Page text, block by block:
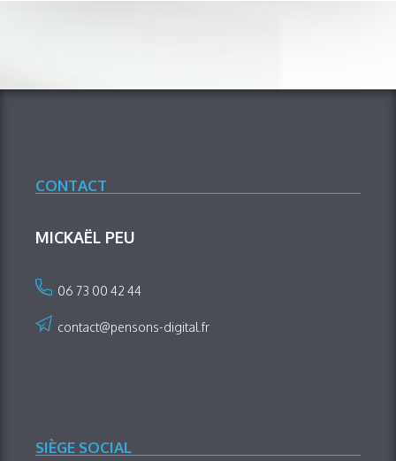
CONTACT
MICKAËL PEU
06 73 00 42 44
contact@pensons-digital.fr
SIÈGE SOCIAL